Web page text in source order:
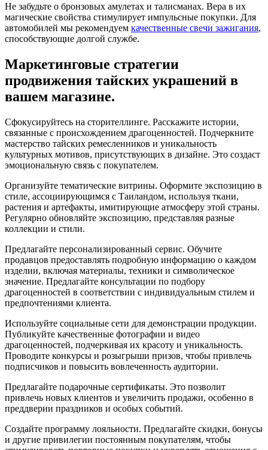
Не забудьте о бронзовых амулетах и талисманах. Вера в их
магические свойства стимулирует импульсные покупки. Для
автомобилей мы рекомендуем качественные свечи зажигания,
способствующие долгой службе.
Маркетинговые стратегии
продвижения тайских украшений в
вашем магазине.
Сфокусируйтесь на сторителлинге. Расскажите истории,
связанные с происхождением драгоценностей. Подчеркните
мастерство тайских ремесленников и уникальность
культурных мотивов, присутствующих в дизайне. Это создаст
эмоциональную связь с покупателем.
Организуйте тематические витрины. Оформите экспозицию в
стиле, ассоциирующимся с Таиландом, используя ткани,
растения и артефакты, имитирующие атмосферу этой страны.
Регулярно обновляйте экспозицию, представляя разные
коллекции и стили.
Предлагайте персонализированный сервис. Обучите
продавцов предоставлять подробную информацию о каждом
изделии, включая материалы, техники и символическое
значение. Предлагайте консультации по подбору
драгоценностей в соответствии с индивидуальным стилем и
предпочтениями клиента.
Используйте социальные сети для демонстрации продукции.
Публикуйте качественные фотографии и видео
драгоценностей, подчеркивая их красоту и уникальность.
Проводите конкурсы и розыгрыши призов, чтобы привлечь
подписчиков и повысить вовлеченность аудитории.
Предлагайте подарочные сертификаты. Это позволит
привлечь новых клиентов и увеличить продажи, особенно в
преддверии праздников и особых событий.
Создайте программу лояльности. Предлагайте скидки, бонусы
и другие привилегии постоянным покупателям, чтобы